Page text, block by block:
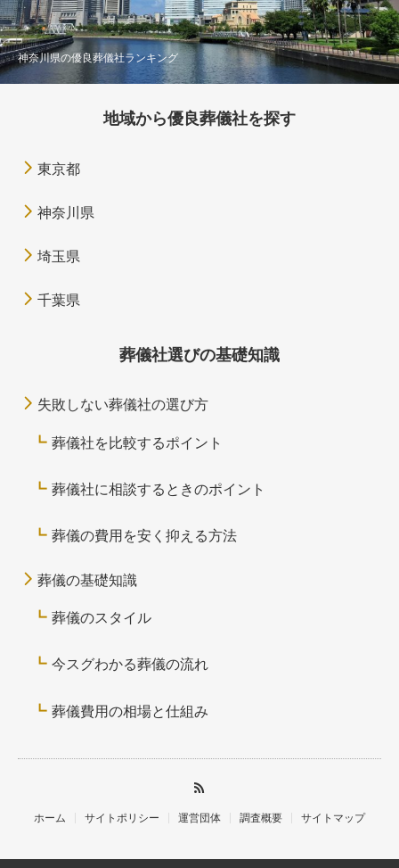
神奈川県の優良葬儀社ランキング
地域から優良葬儀社を探す
東京都
神奈川県
埼玉県
千葉県
葬儀社選びの基礎知識
失敗しない葬儀社の選び方
葬儀社を比較するポイント
葬儀社に相談するときのポイント
葬儀の費用を安く抑える方法
葬儀の基礎知識
葬儀のスタイル
今スグわかる葬儀の流れ
葬儀費用の相場と仕組み
ホーム サイトポリシー 運営団体 調査概要 サイトマップ